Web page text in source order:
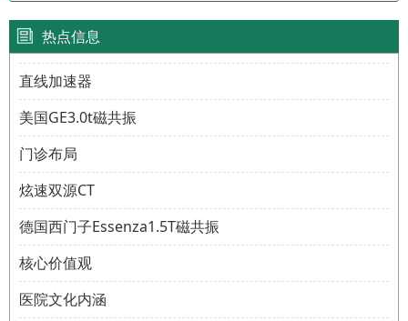
热点信息
直线加速器
美国GE3.0t磁共振
门诊布局
炫速双源CT
德国西门子Essenza1.5T磁共振
核心价值观
医院文化内涵